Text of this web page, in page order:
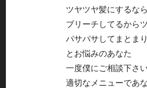
ツヤツヤ髪にするな
ブリーチしてるから
パサパサしてまとま
とお悩みのあなた
一度僕にご相談下さ
適切なメニューであ